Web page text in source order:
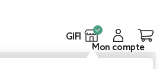
GIFI
Mon compte